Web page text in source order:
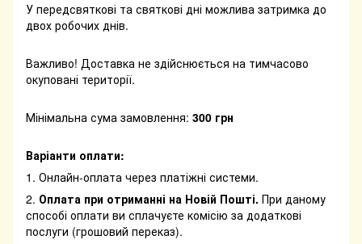
У передсвяткові та святкові дні можлива затримка до
двох робочих днів.
Важливо! Доставка не здійснюється на тимчасово
окуповані території.
Мінімальна сума замовлення: 300 грн
Варіанти оплати:
1. Онлайн-оплата через платіжні системи.
2. Оплата при отриманні на Новій Пошті. При даному
способі оплати ви сплачуєте комісію за додаткові
послуги (грошовий переказ).